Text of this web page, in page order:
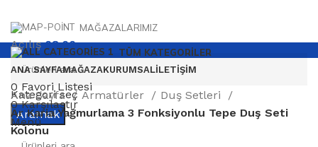
MAĞAZALARIMIZ
Açılış08.00
Kategori seç
Aramak
TÜM KATEGORILER
ANA SAYFAMAĞAZAKURUMSALİLETIŞIM
0 Favori Listesi
0 Karşılaştır
Menü
Ana Sayfa Armatürler
Duş Setleri
Ar Karia Yağmurlama 3 Fonksiyonlu Tepe Duş Seti
Kolonu